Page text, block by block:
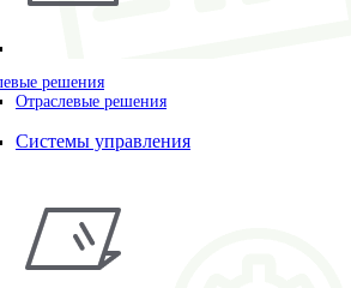
решения
Отраслевые решения
Системы управления